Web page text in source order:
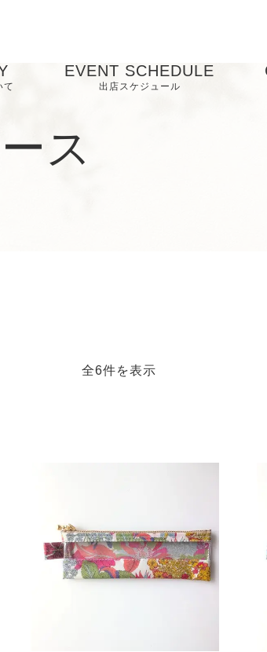
て
EVENT SCHEDULE
出店スケジュール
ス
全6件を表示